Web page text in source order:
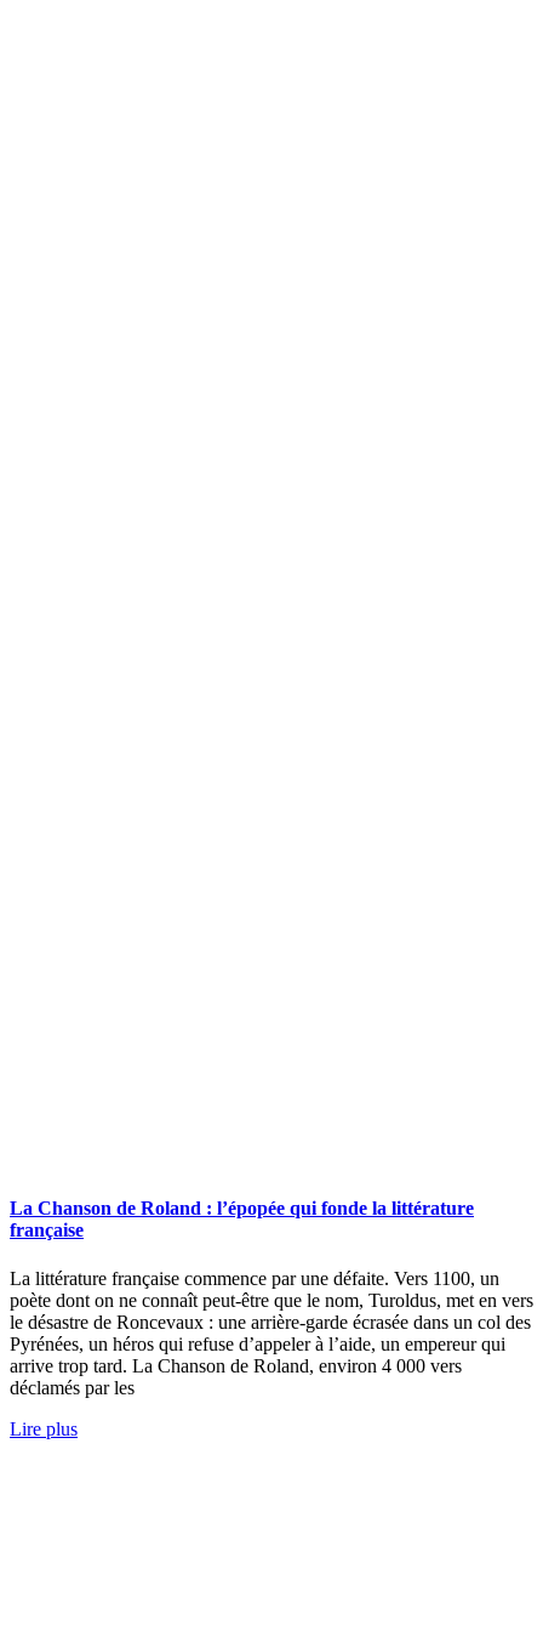
La Chanson de Roland : l’épopée qui fonde la littérature
française
La littérature française commence par une défaite. Vers 1100, un
poète dont on ne connaît peut-être que le nom, Turoldus, met en vers
le désastre de Roncevaux : une arrière-garde écrasée dans un col des
Pyrénées, un héros qui refuse d’appeler à l’aide, un empereur qui
arrive trop tard. La Chanson de Roland, environ 4 000 vers
déclamés par les
Lire plus